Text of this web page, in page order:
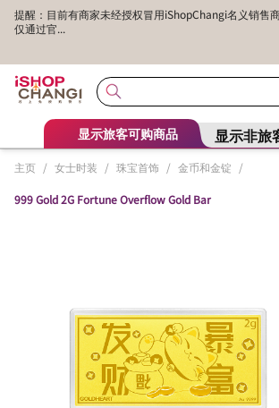
提醒：目前有商家未经授权冒用iShopChangi名义销售
仅通过官...
显示旅客可购商品 显示非旅
主页 / 女士时装 / 珠宝首饰 / 金币和金锭 /
999 Gold 2G Fortune Overflow Gold Bar